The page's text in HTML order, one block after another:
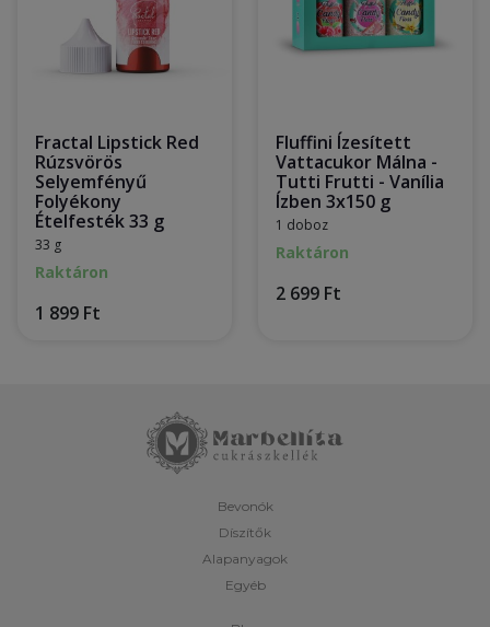
Fractal Lipstick Red
Rúzsvörös
Selyemfényű
Folyékony
Ételfesték 33 g
33 g
Raktáron
1 899 Ft
Fluffini Ízesített
Vattacukor Málna -
Tutti Frutti - Vanília
Ízben 3x150 g
1 doboz
Raktáron
2 699 Ft
Bevonók
Díszítők
Alapanyagok
Egyéb